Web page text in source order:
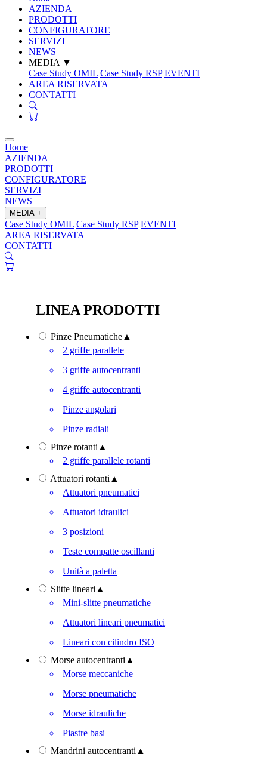
AZIENDA
PRODOTTI
CONFIGURATORE
SERVIZI
NEWS
MEDIA ▼
Case Study OMIL Case Study RSP EVENTI
AREA RISERVATA
CONTATTI
Home
AZIENDA
PRODOTTI
CONFIGURATORE
SERVIZI
NEWS
MEDIA +
Case Study OMIL Case Study RSP EVENTI
AREA RISERVATA
CONTATTI
LINEA PRODOTTI
Pinze Pneumatiche ▲
2 griffe parallele
3 griffe autocentranti
4 griffe autocentranti
Pinze angolari
Pinze radiali
Pinze rotanti ▲
2 griffe parallele rotanti
Attuatori rotanti ▲
Attuatori pneumatici
Attuatori idraulici
3 posizioni
Teste compatte oscillanti
Unità a paletta
Slitte lineari ▲
Mini-slitte pneumatiche
Attuatori lineari pneumatici
Lineari con cilindro ISO
Morse autocentranti ▲
Morse meccaniche
Morse pneumatiche
Morse idrauliche
Piastre basi
Mandrini autocentranti ▲